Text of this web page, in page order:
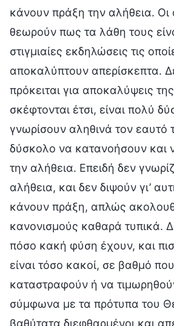
κάνουν πράξη την αλήθεια. Οι
θεωρούν πως τα λάθη τους
στιγμιαίες εκδηλώσεις τις
αποκαλύπτουν απερίσκεπτα.
πρόκειται για αποκαλύψεις
σκέφτονται έτσι, είναι πολύ
γνωρίσουν αληθινά τον εαυτό
δύσκολο να κατανοήσουν και
την αλήθεια. Επειδή δεν
αλήθεια, και δεν διψούν γι’
κάνουν πράξη, απλώς
κανονισμούς καθαρά τυπικά.
πόσο κακή φύση έχουν, και
είναι τόσο κακοί, σε βαθμό
καταστραφούν ή να
σύμφωνα με τα πρότυπα του
βαθύτατα διεφθαρμένοι και